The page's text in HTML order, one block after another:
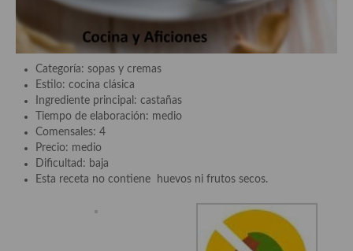
Salsas y mojos
Adobos
Aperitivos
Bebidas
Bocadillos, hamburguesas, sándwich, emparedados, tostas y
demás
Entrantes y primeros platos
Categoría: sopas y cremas
Estilo: cocina clásica
Ingrediente principal: castañas
Tiempo de elaboración: medio
Comensales: 4
Precio: medio
Dificultad: baja
Esta receta no contiene huevos ni frutos secos.